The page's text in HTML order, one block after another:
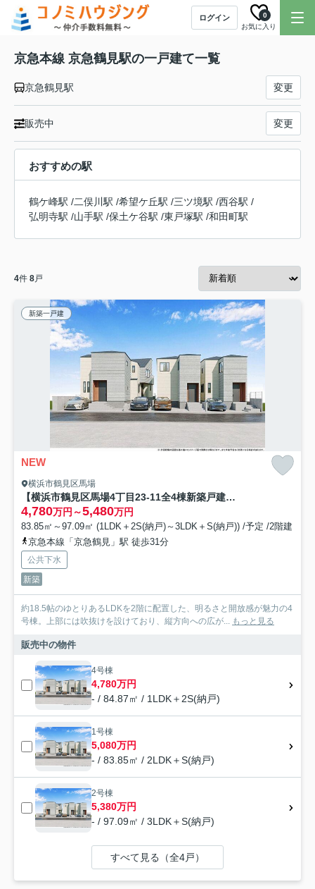
ログイン
お気に入り
0
京急本線 京急鶴見駅の一戸建て一覧
京急鶴見駅 変更
販売中 変更
おすすめの駅
鶴ケ峰駅 /二俣川駅 /希望ケ丘駅 /三ツ境駅 /西谷駅 /
弘明寺駅 /山手駅 /保土ケ谷駅 /東戸塚駅 /和田町駅
4件 8戸
新築一戸建
NEW
横浜市鶴見区馬場
【横浜市鶴見区馬場4丁目23-11全4棟新築戸建て】★仲介手数料無料★（上寺尾小学校・寺尾中学校）
4,780万円～5,480万円
83.85㎡～97.09㎡ (1LDK＋2S(納戸)～3LDK＋S(納戸)) /予定 /2階建
京急本線「京急鶴見」駅 徒歩31分
公共下水
新築
約18.5帖のゆとりあるLDKを2階に配置した、明るさと開放感が魅力の4
号棟。上部には吹抜けを設けており、縦方向への広が... もっと見る
販売中の物件
4号棟
4,780万円
- / 84.87㎡ / 1LDK＋2S(納戸)
1号棟
5,080万円
- / 83.85㎡ / 2LDK＋S(納戸)
2号棟
5,380万円
- / 97.09㎡ / 3LDK＋S(納戸)
すべて見る（全4戸）